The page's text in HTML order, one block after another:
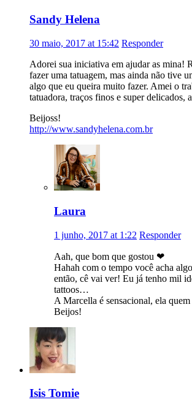
Sandy Helena
30 maio, 2017 at 15:42 Responder
Adorei sua iniciativa em ajudar as mina!
fazer uma tatuagem, mas ainda não tive
algo que eu queira muito fazer. Amei o
tatuadora, traços finos e super delicados,
Beijoss!
http://www.sandyhelena.com.br
Laura
1 junho, 2017 at 1:22 Responder
Aah, que bom que gostou ❤
Hahah com o tempo você acha
então, cê vai ver! Eu já tenho mil
tattoos…
A Marcella é sensacional, ela
Beijos!
Isis Tomie